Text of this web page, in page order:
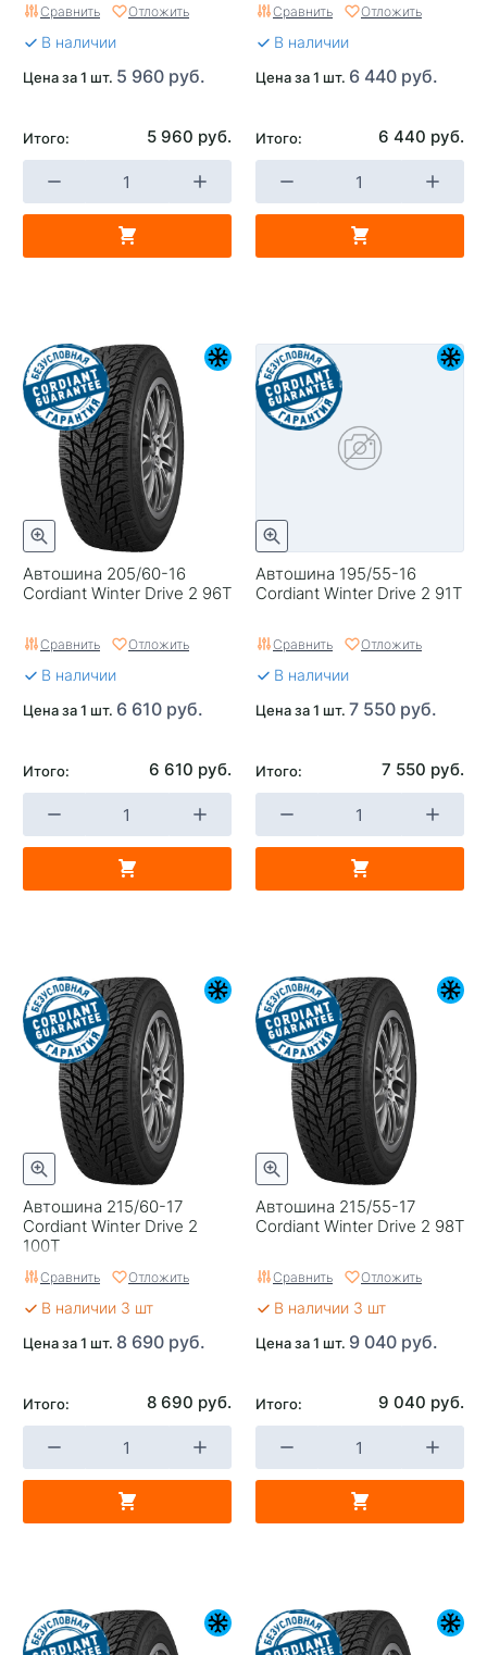
Сравнить Отложить
В наличии
Цена за 1 шт. 5 960 руб.
Итого: 5 960 руб.
Сравнить Отложить
В наличии
Цена за 1 шт. 6 440 руб.
Итого: 6 440 руб.
Автошина 205/60-16
Cordiant Winter Drive 2 96T
Сравнить Отложить
В наличии
Цена за 1 шт. 6 610 руб.
Итого: 6 610 руб.
Автошина 195/55-16
Cordiant Winter Drive 2 91T
Сравнить Отложить
В наличии
Цена за 1 шт. 7 550 руб.
Итого: 7 550 руб.
Автошина 215/60-17
Cordiant Winter Drive 2
100T
Сравнить Отложить
В наличии 3 шт
Цена за 1 шт. 8 690 руб.
Итого: 8 690 руб.
Автошина 215/55-17
Cordiant Winter Drive 2 98T
Сравнить Отложить
В наличии 3 шт
Цена за 1 шт. 9 040 руб.
Итого: 9 040 руб.